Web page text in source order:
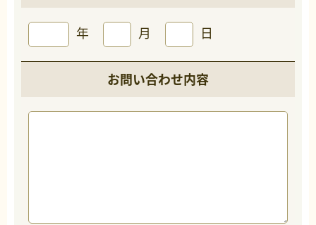
年 月 日
お問い合わせ内容